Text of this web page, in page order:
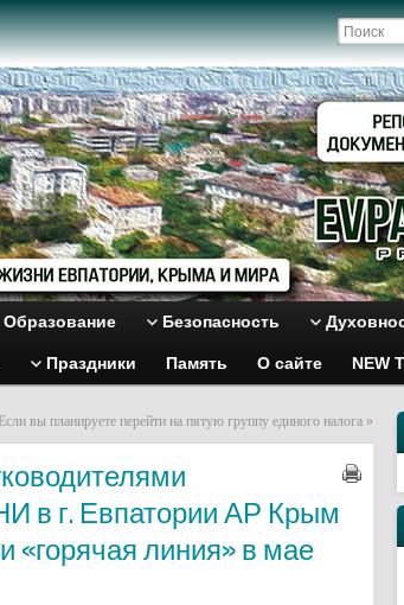
Образование Безопасность
Праздники Память О сайте NEW
Если вы планируете перейти на пятую группу единого налога »
в г. Евпатории АР Крым
«горячая линия» в мае